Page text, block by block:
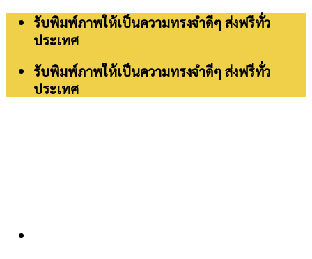
Skip รับพิมพ์ภาพให้เป็นความทรงจำดีๆ ส่งฟรีทั่ว
ประเทศ
รับพิมพ์ภาพให้เป็นความทรงจำดีๆ ส่งฟรีทั่ว
ประเทศ